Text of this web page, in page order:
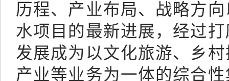
历程、产业布局、战略方
水项目的最新进展，经过
发展成为以文化旅游、乡
产业等业务为一体的综合